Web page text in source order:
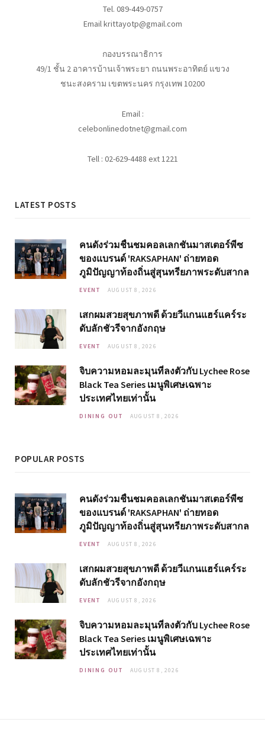
Tel. 089-449-0757
Email krittayotp@gmail.com
กองบรรณาธิการ
49/1 ชั้น 2 อาคารบ้านเจ้าพระยา ถนนพระอาทิตย์ แขวง
ชนะสงคราม เขตพระนคร กรุงเทพ 10200
Email :
celebonlinedotnet@gmail.com
Tell : 02-629-4488 ext 1221
LATEST POSTS
คนดังร่วมชื่นชมคอลเลกชันมาสเตอร์พีซ
ของแบรนด์ 'RAKSAPHAN' ถ่ายทอด
ภูมิปัญญาท้องถิ่นสู่สุนทรียภาพระดับสากล
EVENT AUGUST 8, 2026
เสกผมสวยสุขภาพดี ด้วยวีแกนแฮร์แคร์ระ
ดับลักชัวรีจากอังกฤษ
EVENT AUGUST 8, 2026
จิบความหอมละมุนที่ลงตัวกับ Lychee Rose
Black Tea Series เมนูพิเศษเฉพาะ
ประเทศไทยเท่านั้น
DINING OUT AUGUST 8, 2026
POPULAR POSTS
คนดังร่วมชื่นชมคอลเลกชันมาสเตอร์พีซ
ของแบรนด์ 'RAKSAPHAN' ถ่ายทอด
ภูมิปัญญาท้องถิ่นสู่สุนทรียภาพระดับสากล
EVENT AUGUST 8, 2026
เสกผมสวยสุขภาพดี ด้วยวีแกนแฮร์แคร์ระ
ดับลักชัวรีจากอังกฤษ
EVENT AUGUST 8, 2026
จิบความหอมละมุนที่ลงตัวกับ Lychee Rose
Black Tea Series เมนูพิเศษเฉพาะ
ประเทศไทยเท่านั้น
DINING OUT AUGUST 8, 2026